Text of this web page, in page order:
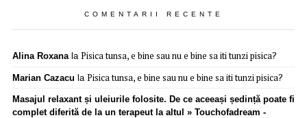
COMENTARII RECENTE
Alina Roxanala Pisica tunsa, e bine sau nu e bine sa iti tunzi pisica?
Marian Cazacu la Pisica tunsa, e bine sau nu e bine sa iti tunzi pisica?
Masajul relaxant și uleiurile folosite. De ce aceeași ședință poate fi
complet diferită de la un terapeut la altul » Touchofadream -